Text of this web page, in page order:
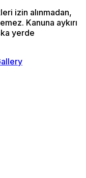
izin alınmadan,
Kanuna aykırı
yerde